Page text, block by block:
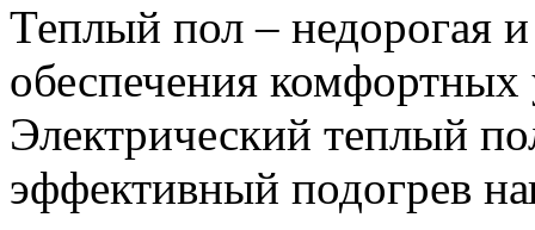
Теплый пол – недорогая
обеспечения
Электрический теплый
эффективный подогрев